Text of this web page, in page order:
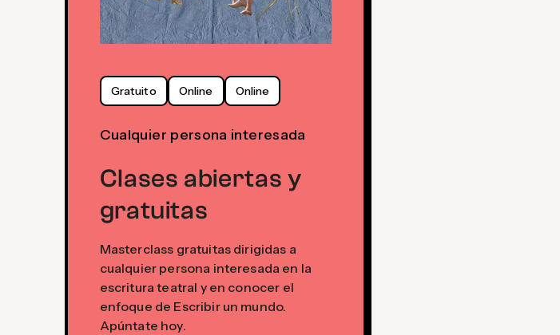
Gratuito Online Online
Cualquier persona interesada
Clases abiertas y
gratuitas
Masterclass gratuitas dirigidas a
cualquier persona interesada en la
escritura teatral y en conocer el
enfoque de Escribir un mundo.
Apúntate hoy.